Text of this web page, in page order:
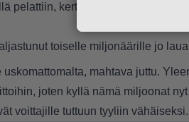
pelattiin, kertoo toinen miehistä
toiselle miljonäärille jo
uskomattomalta, mahtava juttu.
joten kyllä nämä miljoonat
voittajille tuttuun tyyliin vähäiseksi.